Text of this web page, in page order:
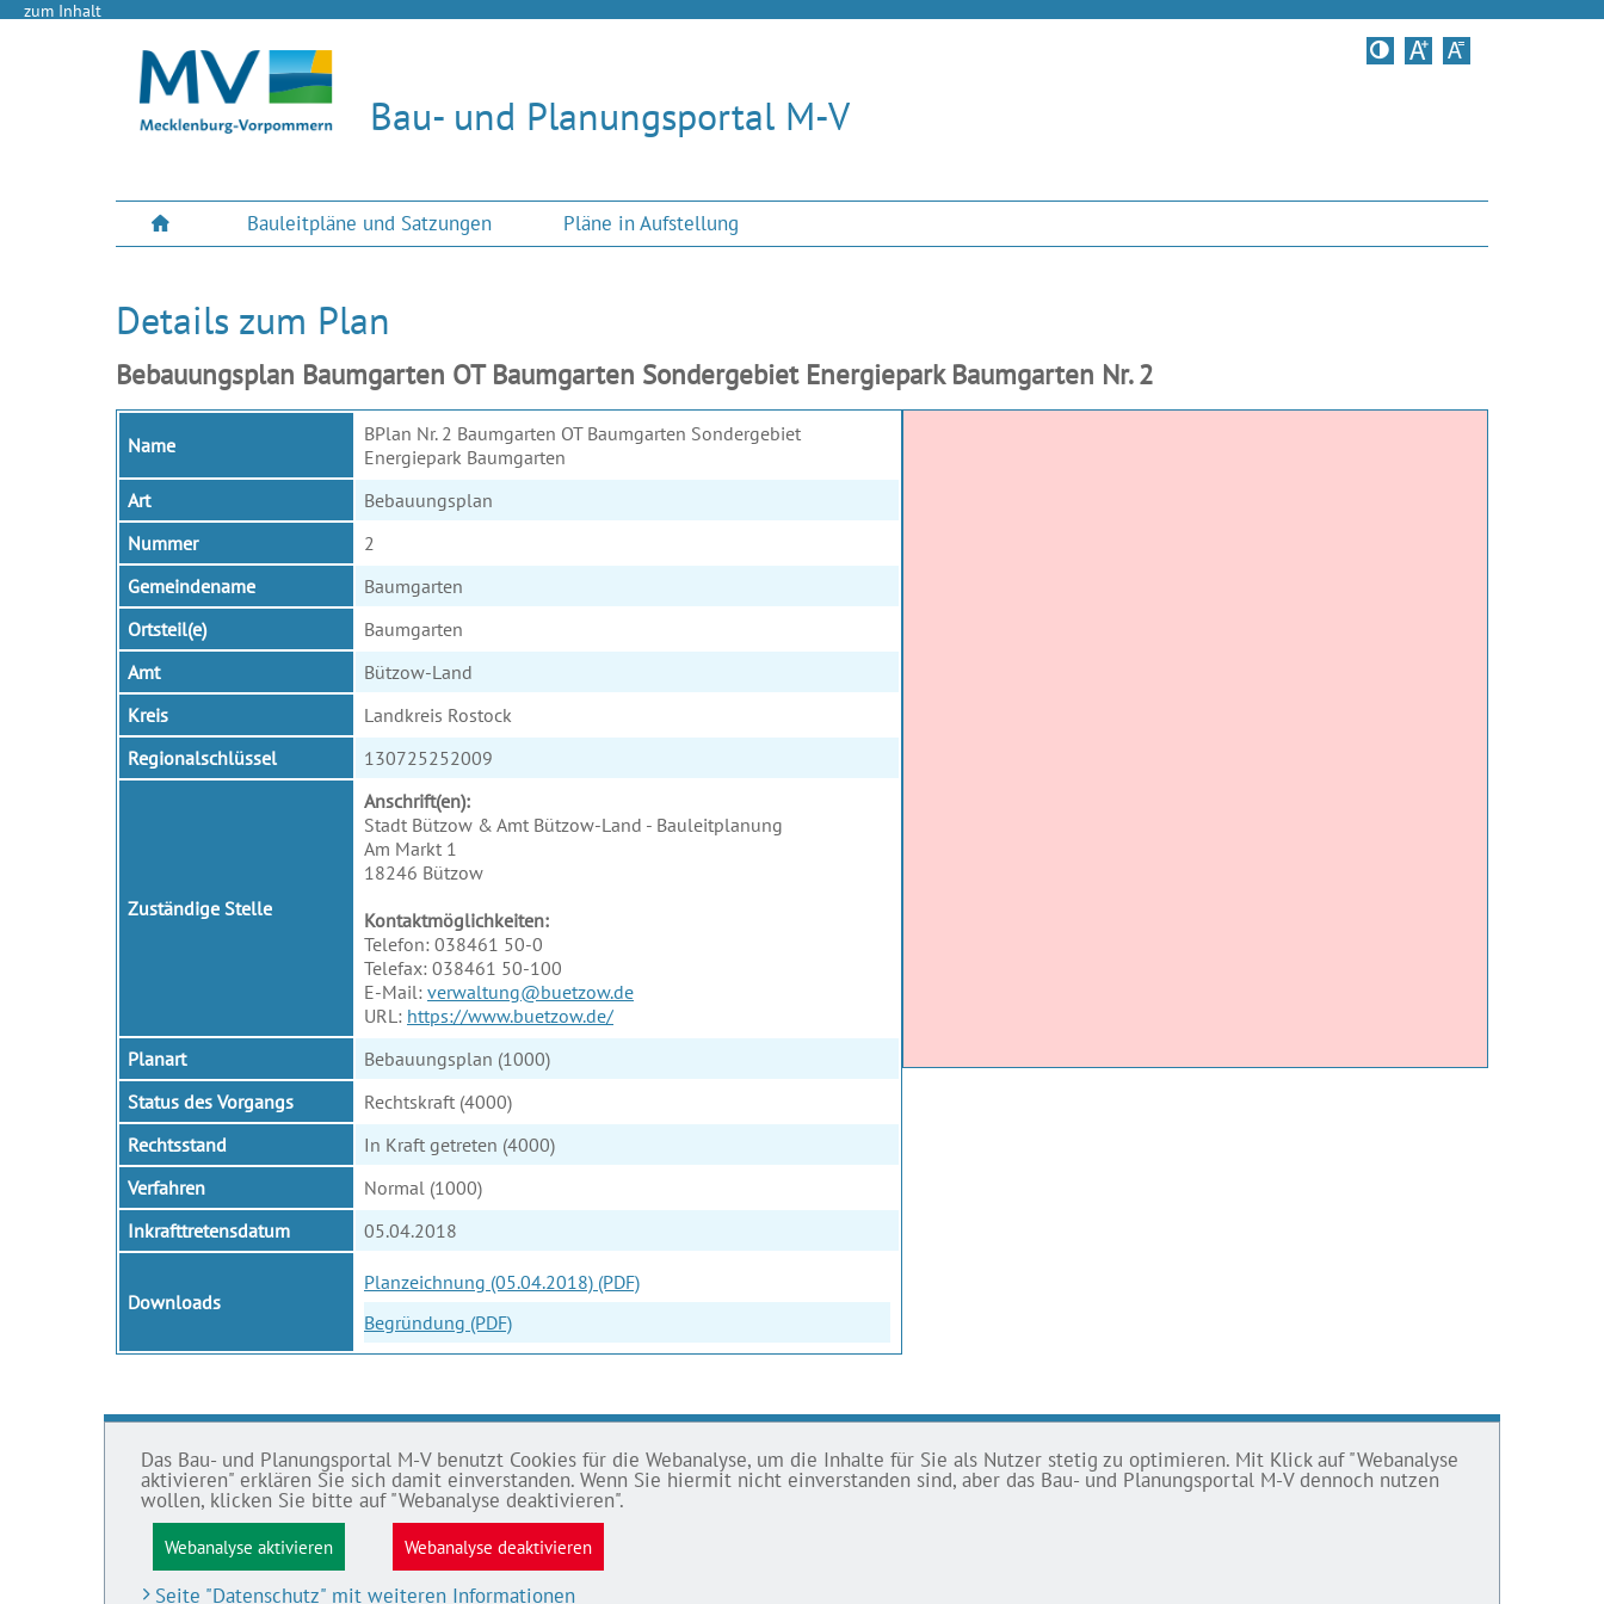
Das Bau- und Planungsportal M-V benutzt Cookies für die Webanalyse, um die Inhalte für Sie als Nutzer stetig zu optimieren. Mit Klick auf "Webanalyse
aktivieren" erklären Sie sich damit einverstanden. Wenn Sie hiermit nicht einverstanden sind, aber das Bau- und Planungsportal M-V dennoch nutzen
wollen, klicken Sie bitte auf "Webanalyse deaktivieren".
Webanalyse aktivieren Webanalyse deaktivieren
Seite "Datenschutz" mit weiteren Informationen
zum Inhalt
Bau- und Planungsportal M-V
Kontrastversion
Bauleitpläne und Satzungen Pläne in Aufstellung
Details zum Plan
Bebauungsplan Baumgarten OT Baumgarten Sondergebiet Energiepark Baumgarten Nr. 2
Name
BPlan Nr. 2 Baumgarten OT Baumgarten Sondergebiet
Energiepark Baumgarten
Art
Bebauungsplan
Nummer
2
Gemeindename
Baumgarten
Ortsteil(e)
Baumgarten
Amt
Bützow-Land
Kreis
Landkreis Rostock
Regionalschlüssel
130725252009
Zuständige Stelle
Anschrift(en):
Stadt Bützow & Amt Bützow-Land - Bauleitplanung
Am Markt 1
18246 Bützow
Kontaktmöglichkeiten:
Telefon: 038461 50-0
Telefax: 038461 50-100
E-Mail: verwaltung@buetzow.de
URL: https://www.buetzow.de/
Planart
Bebauungsplan (1000)
Status des Vorgangs
Rechtskraft (4000)
Rechtsstand
In Kraft getreten (4000)
Verfahren
Normal (1000)
Inkrafttretensdatum
05.04.2018
Downloads
Planzeichnung (05.04.2018) (PDF)
Begründung (PDF)
BAU- UND
PLANUNGSPORTAL M-V
Bauleitpläne und Satzungen
Pläne in Aufstellung
IMPRESSUM
Datenschutz
Impressum